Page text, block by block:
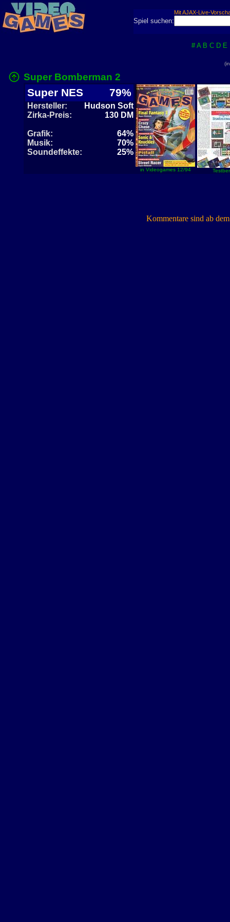
Mit AJAX-Live-
Spiel suchen:
# A B C D E
Super Bomberman 2
Super NES 79%
Hersteller:
Hudson Soft
Zirka-Preis:
130 DM
Grafik:
64%
Musik:
70%
Soundeffekte:
25%
in Videogames 12/94
Kommentare sind ab